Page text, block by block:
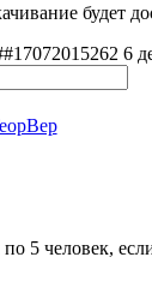
будет
6
5 человек,